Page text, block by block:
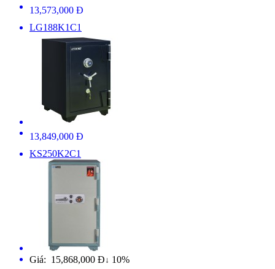
13,573,000 Đ
LG188K1C1
13,849,000 Đ
KS250K2C1
Giá: 15,868,000 Đ ↓ 10%